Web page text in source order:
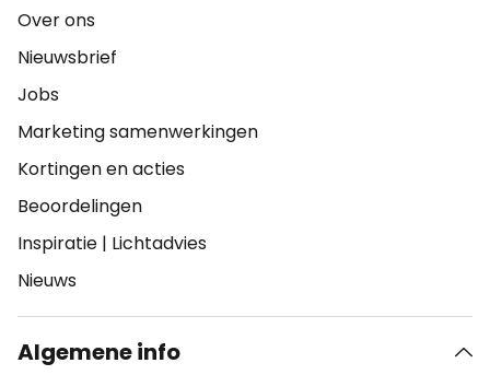
Over ons
Nieuwsbrief
Jobs
Marketing samenwerkingen
Kortingen en acties
Beoordelingen
Inspiratie | Lichtadvies
Nieuws
Algemene info